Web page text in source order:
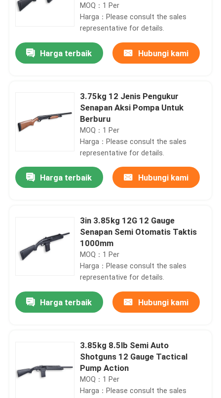
Produk
MOQ：1 Per
Harga：Please consult the sales
representative for details.
Harga terbaik Hubungi kami
3.75kg 12 Jenis Pengukur
Senapan Aksi Pompa Untuk
Berburu
MOQ：1 Per
Harga：Please consult the sales
representative for details.
Harga terbaik Hubungi kami
3in 3.85kg 12G 12 Gauge
Senapan Semi Otomatis Taktis
1000mm
MOQ：1 Per
Harga：Please consult the sales
representative for details.
Harga terbaik Hubungi kami
3.85kg 8.5lb Semi Auto
Shotguns 12 Gauge Tactical
Pump Action
MOQ：1 Per
Harga：Please consult the sales